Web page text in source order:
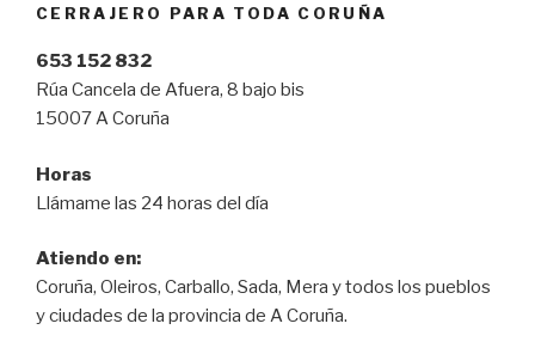
CERRAJERO PARA TODA CORUÑA
653 152 832
Rúa Cancela de Afuera, 8 bajo bis
15007 A Coruña
Horas
Llámame las 24 horas del día
Atiendo en:
Coruña, Oleiros, Carballo, Sada, Mera y todos los pueblos
y ciudades de la provincia de A Coruña.